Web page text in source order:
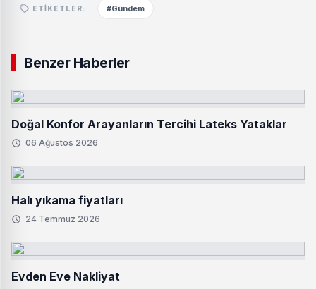
ETIKETLER: #Gündem
Benzer Haberler
Doğal Konfor Arayanların Tercihi Lateks Yataklar
06 Ağustos 2026
Halı yıkama fiyatları
24 Temmuz 2026
Evden Eve Nakliyat